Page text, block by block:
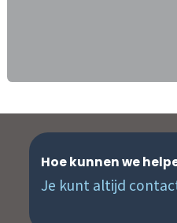
Hoe kunnen we
Je kunt altijd